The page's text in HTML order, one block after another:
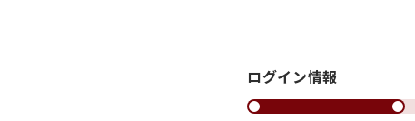
ログイン情報